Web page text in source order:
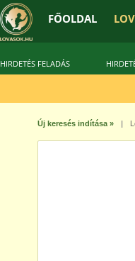
FŐOLDAL
HIRDETÉS FELADÁS
Új keresés indítása » |